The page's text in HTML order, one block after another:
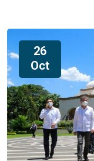
26
Oct